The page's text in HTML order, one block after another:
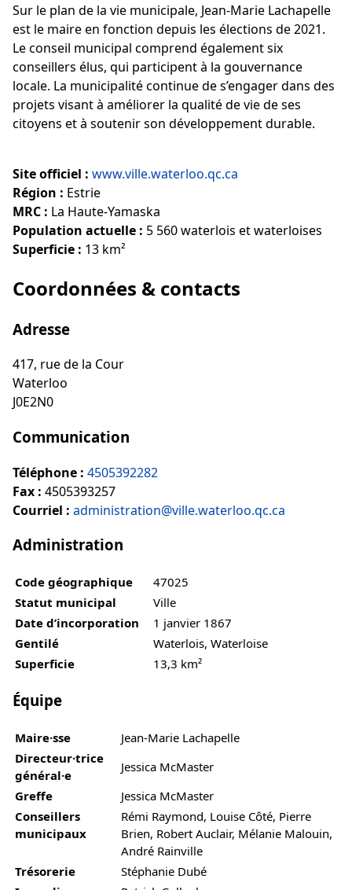
Sur le plan de la vie municipale, Jean-Marie Lachapelle
est le maire en fonction depuis les élections de 2021.
Le conseil municipal comprend également six
conseillers élus, qui participent à la gouvernance
locale. La municipalité continue de s’engager dans des
projets visant à améliorer la qualité de vie de ses
citoyens et à soutenir son développement durable.
Site officiel : www.ville.waterloo.qc.ca
Région : Estrie
MRC : La Haute-Yamaska
Population actuelle : 5 560 waterlois et waterloises
Superficie : 13 km²
Coordonnées & contacts
Adresse
417, rue de la Cour
Waterloo
J0E2N0
Communication
Téléphone : 4505392282
Fax : 4505393257
Courriel : administration@ville.waterloo.qc.ca
Administration
Code géographique
47025
Statut municipal
Ville
Date d’incorporation
1 janvier 1867
Gentilé
Waterlois, Waterloise
Superficie
13,3 km²
Équipe
Maire·sse
Jean-Marie Lachapelle
Directeur·trice
général·e
Jessica McMaster
Greffe
Jessica McMaster
Conseillers
municipaux
Rémi Raymond, Louise Côté, Pierre
Brien, Robert Auclair, Mélanie Malouin,
André Rainville
Trésorerie
Stéphanie Dubé